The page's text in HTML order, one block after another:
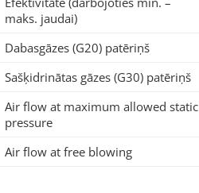
maks. jaudai)
Dabasgāzes (G20) patēriņš
Sašķidrinātas gāzes (G30) patēriņš
Air flow at maximum allowed static
pressure
Air flow at free blowing